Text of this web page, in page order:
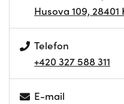
Husova 109,
Telefon
+420 327 588 311
E-mail